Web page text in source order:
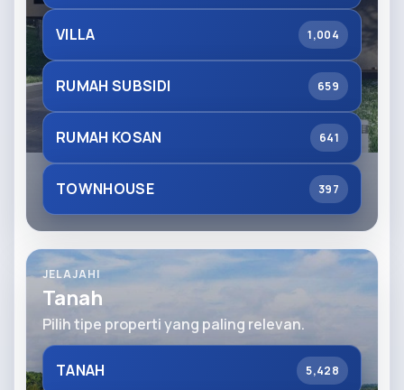
VILLA 1,004
RUMAH SUBSIDI 659
RUMAH KOSAN 641
TOWNHOUSE 397
JELAJAHI
Tanah
Pilih tipe properti yang paling relevan.
TANAH 5,428